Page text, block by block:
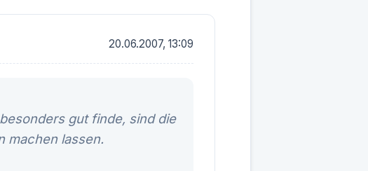
20.06.2007, 13:09
gut finde, sind die
machen lassen.